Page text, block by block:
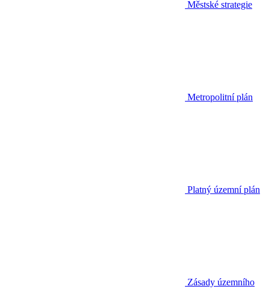
Městské strategie
Metropolitní plán
Platný územní plán
Zásady územního